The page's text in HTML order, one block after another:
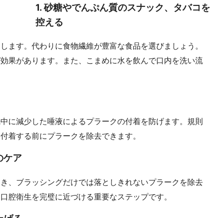
1. 砂糖やでんぷん質のスナック、タバコを
控える
ます。代わりに食物繊維が豊富な食品を選びましょう。
果があります。また、こまめに水を飲んで口内を洗い流
に減少した唾液によるプラークの付着を防げます。規則
着する前にプラークを除去できます。
ケア
、ブラッシングだけでは落としきれないプラークを除去
腔衛生を完璧に近づける重要なステップです。